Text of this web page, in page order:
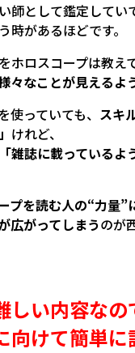
師として鑑定してい
時があるほどです。
ホロスコープは教え
々なことが見えるよ
使っていても、 スキ
けれど、
雑誌に載っているよ
プを読む人の“力量”
広がってしまうのが
い内容なの
けて簡単に